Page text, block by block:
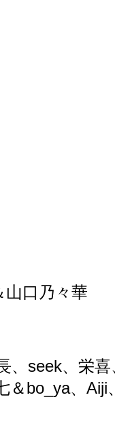
山口乃々華
、 seek、栄喜
＆bo_ya、 Aiji